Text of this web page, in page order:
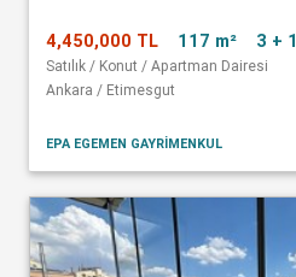
4,450,000 TL 117 m² 3 + 1
Satılık / Konut / Apartman Dairesi
Ankara / Etimesgut
EPA EGEMEN GAYRİMENKUL